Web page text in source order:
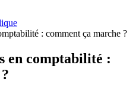
: comment ça marche ?
en comptabilité :